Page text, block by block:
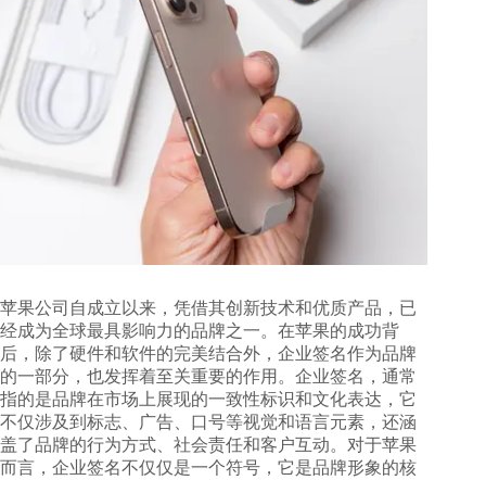
苹果公司自成立以来，凭借其创新技术和优质产品，已
经成为全球最具影响力的品牌之一。在苹果的成功背
后，除了硬件和软件的完美结合外，企业签名作为品牌
的一部分，也发挥着至关重要的作用。企业签名，通常
指的是品牌在市场上展现的一致性标识和文化表达，它
不仅涉及到标志、广告、口号等视觉和语言元素，还涵
盖了品牌的行为方式、社会责任和客户互动。对于苹果
而言，企业签名不仅仅是一个符号，它是品牌形象的核